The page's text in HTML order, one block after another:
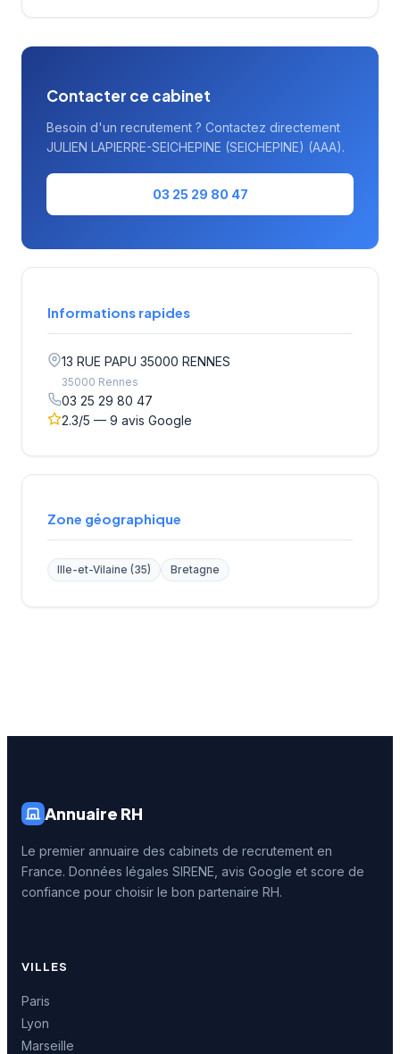
Contacter ce cabinet
Besoin d'un recrutement ? Contactez directement
JULIEN LAPIERRE-SEICHEPINE (SEICHEPINE) (AAA).
03 25 29 80 47
Informations rapides
13 RUE PAPU 35000 RENNES
35000 Rennes
03 25 29 80 47
2.3/5 — 9 avis Google
Zone géographique
Ille-et-Vilaine (35) Bretagne
Annuaire RH
Le premier annuaire des cabinets de recrutement en
France. Données légales SIRENE, avis Google et score de
confiance pour choisir le bon partenaire RH.
VILLES
Paris
Lyon
Marseille